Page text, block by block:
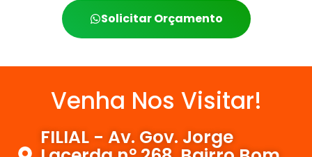
Solicitar Orçamento
Venha Nos Visitar!
FILIAL - Av. Gov. Jorge